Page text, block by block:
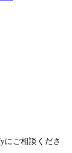
にご相談くださ